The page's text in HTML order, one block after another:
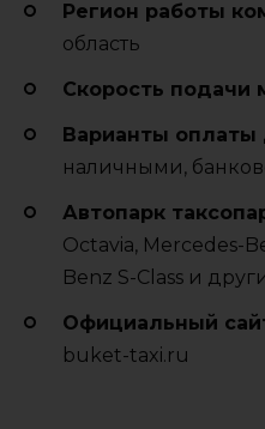
Регион работы
область
Cкорость подачи
Варианты оплаты
наличными,
Автопарк
Octavia, Mercedes-
Benz S-Class и
Официальный
buket-taxi.ru